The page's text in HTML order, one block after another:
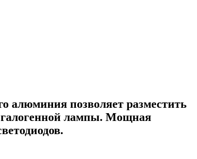
алюминия позволяет разместить
галогенной лампы. Мощная